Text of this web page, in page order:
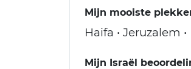
Mijn mooiste
Haifa • Jeruzalem
Mijn Israël